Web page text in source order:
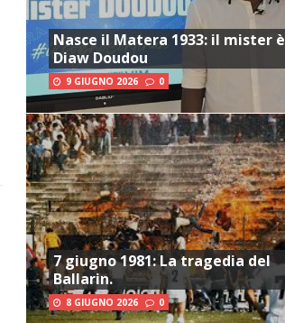
Nasce il Matera 1933: il mister è
Diaw Doudou
9 GIUGNO 2026 0
7 giugno 1981: La tragedia del
Ballarin.
8 GIUGNO 2026 0